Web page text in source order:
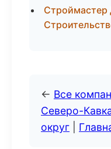
Строймастер
← Все
Северо-
округ